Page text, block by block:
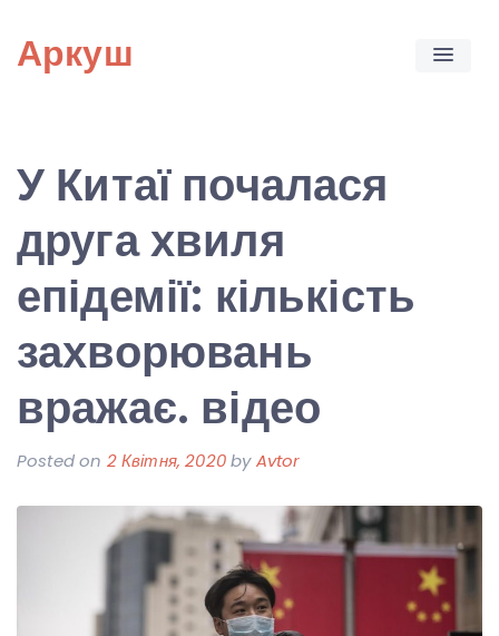
content
Аркуш
У Китаї почалася
друга хвиля
епідемії: кількість
захворювань
вражає. відео
Posted on 2 Квітня, 2020byAvtor